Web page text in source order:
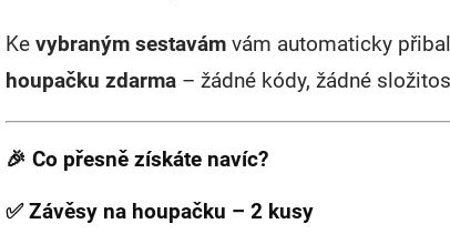
Ke vybraným sestavám vám automaticky
houpačku zdarma – žádné kódy, žádné
🎉 Co přesně získáte navíc?
✅ Závěsy na houpačku – 2 kusy